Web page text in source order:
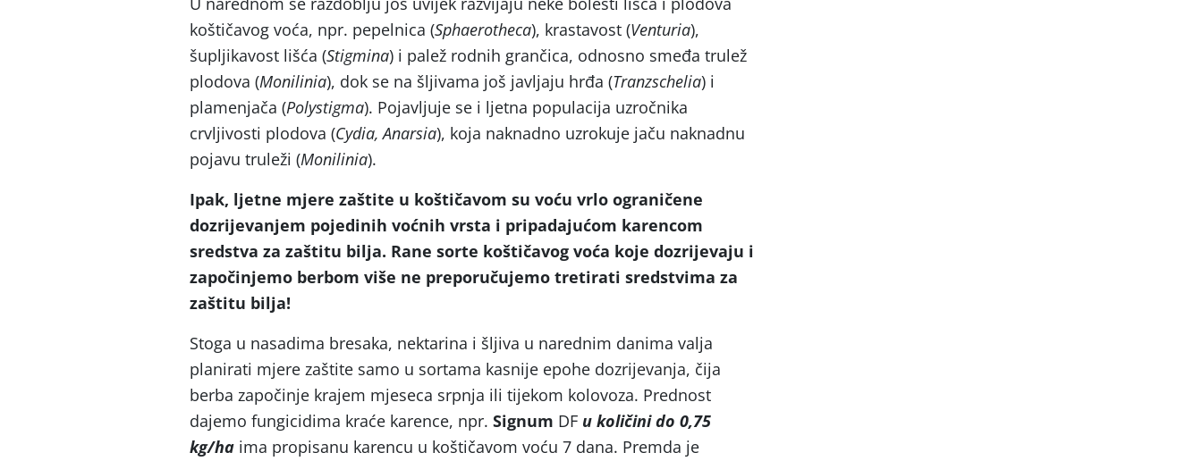
koštičavog voća, npr. pepelnica (Sphaerotheca), krastavost (Venturia),
šupljikavost lišća (Stigmina) i palež rodnih grančica, odnosno smeđa trulež
plodova (Monilinia), dok se na šljivama još javljaju hrđa (Tranzschelia) i
plamenjača (Polystigma). Pojavljuje se i ljetna populacija uzročnika
crvljivosti plodova (Cydia, Anarsia), koja naknadno uzrokuje jaču naknadnu
pojavu truleži (Monilinia).
Ipak, ljetne mjere zaštite u koštičavom su voću vrlo ograničene
dozrijevanjem pojedinih voćnih vrsta i pripadajućom karencom
sredstva za zaštitu bilja. Rane sorte koštičavog voća koje dozrijevaju i
započinjemo berbom više ne preporučujemo tretirati sredstvima za
zaštitu bilja!
Stoga u nasadima bresaka, nektarina i šljiva u narednim danima valja
planirati mjere zaštite samo u sortama kasnije epohe dozrijevanja, čija
berba započinje krajem mjeseca srpnja ili tijekom kolovoza. Prednost
dajemo fungicidima kraće karence, npr. Signum DF u količini do 0,75
kg/ha ima propisanu karencu u koštičavom voću 7 dana. Premda je